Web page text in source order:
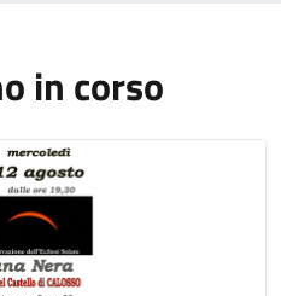
in corso